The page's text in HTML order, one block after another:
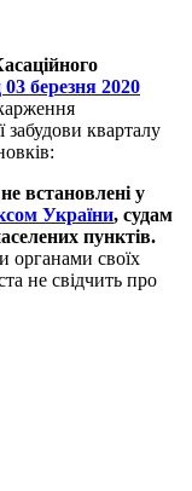
03 березня 2020
забудови кварталу
встановлені у
України, судам
пунктів.
органами своїх
не свідчить про